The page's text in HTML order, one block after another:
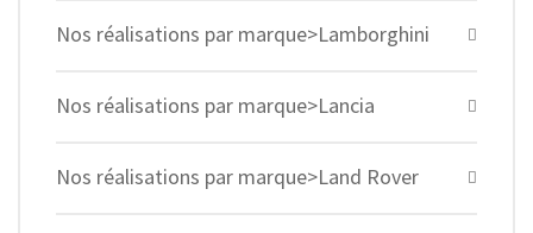
Nos réalisations par marque>Lamborghini
Nos réalisations par marque>Lancia
Nos réalisations par marque>Land Rover